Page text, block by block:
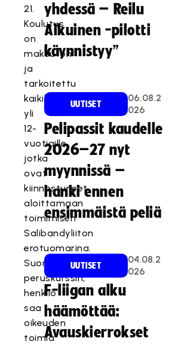
21.
Koulutus
on
maksuton
ja
tarkoitettu
kaikille
yli
12-
vuotiaille,
jotka
ovat
kiinnostuneet
aloittamaan
toimimisen
Salibandyliiton
erotuomarina.
Suorittamalla
peruskurssin,
henkilö
saa
oikeuden
toimia
yhdessä – Reilu
Aikuinen -pilotti
käynnistyy”
UUTISET
06.08.2
026
Pelipassit kaudelle
2026–27 nyt
myynnissä –
hanki ennen
ensimmäistä peliä
UUTISET
04.08.2
026
F-liigan alku
häämöttää:
Avauskierrokset